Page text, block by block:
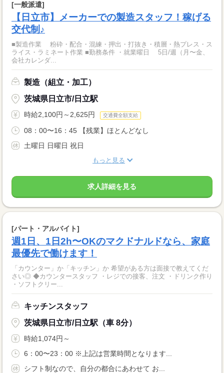
[一般派遣]
【日立市】メーカーでの製造スタッフ！稼げる
交代制♪
■製造作業 粉砕・配合・混練・押出・打抜き・積層・熱プレス・ス
ライス・ラミネート作業 ■勤務条件 ・就業曜日 5日/週（月〜金、
会社カレンダ...
製造（組立・加工）
茨城県日立市/日立駅
時給2,100円～2,625円 交通費全額支給
08：00〜16：45 【残業】ほとんどなし
土曜日 日曜日 祝日
もっと見る
求人詳細を見る
[パート・アルバイト]
週1日、1日2h〜OKのマクドナルドなら、家庭
最優先で働けます！
「カウンター」か「キッチン」か 希望がある方は面接で教えてくだ
さい◎ ◆カウンタースタッフ ・レジでの接客、注文 ・ドリンク作り
・ソフトクリー...
キッチンスタッフ
茨城県日立市/日立駅（車 8分）
時給1,074円～
6：00〜23：00 ※上記は営業時間となります...
シフト制なので、自分の都合にあわせて お...